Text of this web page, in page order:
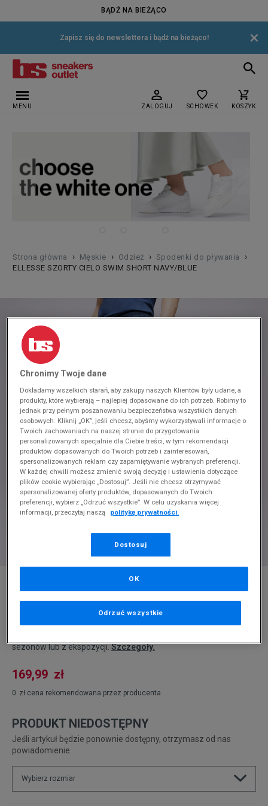
BĄDŹ NA BIEŻĄCO
Zapisz się do newslettera i bądź na bieżąco! ×
MENU ZALOGUJ SCHOWEK KOSZYK
Strona główna › Męskie › Odzież › Spodenki do pływania ›
ELLESSE SZORTY CIELO SWIM SHORT NAVY/BLUE
sezonów lub z ekspozycji.Szczegóły.
0 zł cena rekomendowana przez producenta
169,99 zł
PRODUKT NIEDOSTĘPNY
Jeśli artykuł będzie ponownie dostępny, otrzymasz od nas
powiadomienie.
Wybierz rozmiar
Chronimy Twoje dane
Dokładamy wszelkich starań, aby zakupy naszych Klientów były udane, a
produkty, które wybierają – najlepiej dopasowane do ich potrzeb. Robimy to
jednak przy pełnym poszanowaniu bezpieczeństwa wszystkich danych
osobowych. Kliknij „OK”, jeśli chcesz, abyśmy wykorzystywali informacje o
Twoich zachowaniach na naszej stronie do przygotowania
personalizowanych specjalnie dla Ciebie treści, w tym rekomendacji
produktów dopasowanych do Twoich potrzeb i zainteresowań,
spersonalizowanych reklam czy zapamiętywanie wybranych preferencji.
W każdej chwili możesz zmienić swoją decyzję i ustawienia dotyczące
plików cookie wybierając „Dostosuj”. Jeśli nie chcesz otrzymywać
spersonalizowanej oferty produktów, dopasowanych do Twoich
preferencji, wybierz „Odrzuć wszystkie”. W celu uzyskania więcej
informacji, przeczytaj naszą
politykę prywatności.
Dostosuj
Odrzuć wszystkie
OK